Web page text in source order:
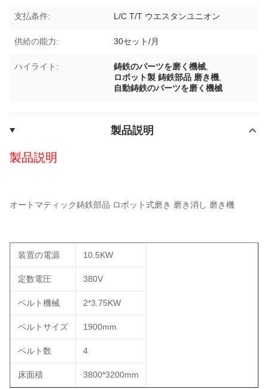
支払条件: L/C T/T ウエスタンユニオン
供給の能力: 30セット/月
ハイライト: 鋳鉄のパーツを磨く機械
ロボット製 鋳鉄部品 磨き機
自動鋳鉄のパーツを磨く機械
製品説明
製品説明
オートマティック鋳鉄部品 ロボット式磨き 磨き消し 磨き機
装置の電源 10.5KW
定数電圧 380V
ベルト機械 2*3.75KW
ベルトサイズ 1900mm
ベルト数 4
床面積 3800*3200mm